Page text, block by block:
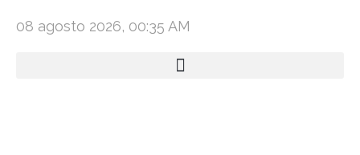
08 agosto 2026, 00:35 AM